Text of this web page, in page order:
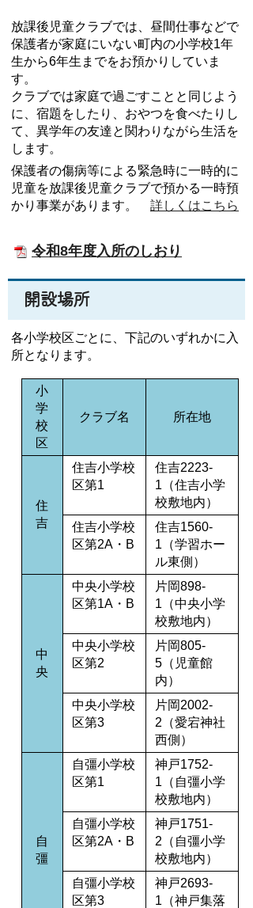
放課後児童クラブでは、昼間仕事などで
保護者が家庭にいない町内の小学校1年
生から6年生までをお預かりしていま
す。
クラブでは家庭で過ごすことと同じよう
に、宿題をしたり、おやつを食べたりし
て、異学年の友達と関わりながら生活を
します。
保護者の傷病等による緊急時に一時的に
児童を放課後児童クラブで預かる一時預
かり事業があります。 詳しくはこちら
令和8年度入所のしおり
開設場所
各小学校区ごとに、下記のいずれかに入
所となります。
小
学
校
区
クラブ名 所在地
住
吉
住吉小学校
区第1
住吉2223-
1（住吉小学
校敷地内）
住吉小学校
区第2A・B
住吉1560-
1（学習ホー
ル東側）
中
央
中央小学校
区第1A・B
片岡898-
1（中央小学
校敷地内）
中央小学校
区第2
片岡805-
5（児童館
内）
中央小学校
区第3
片岡2002-
2（愛宕神社
西側）
自
彊
自彊小学校
区第1
神戸1752-
1（自彊小学
校敷地内）
自彊小学校
区第2A・B
神戸1751-
2（自彊小学
校敷地内）
自彊小学校
区第3
神戸2693-
1（神戸集落